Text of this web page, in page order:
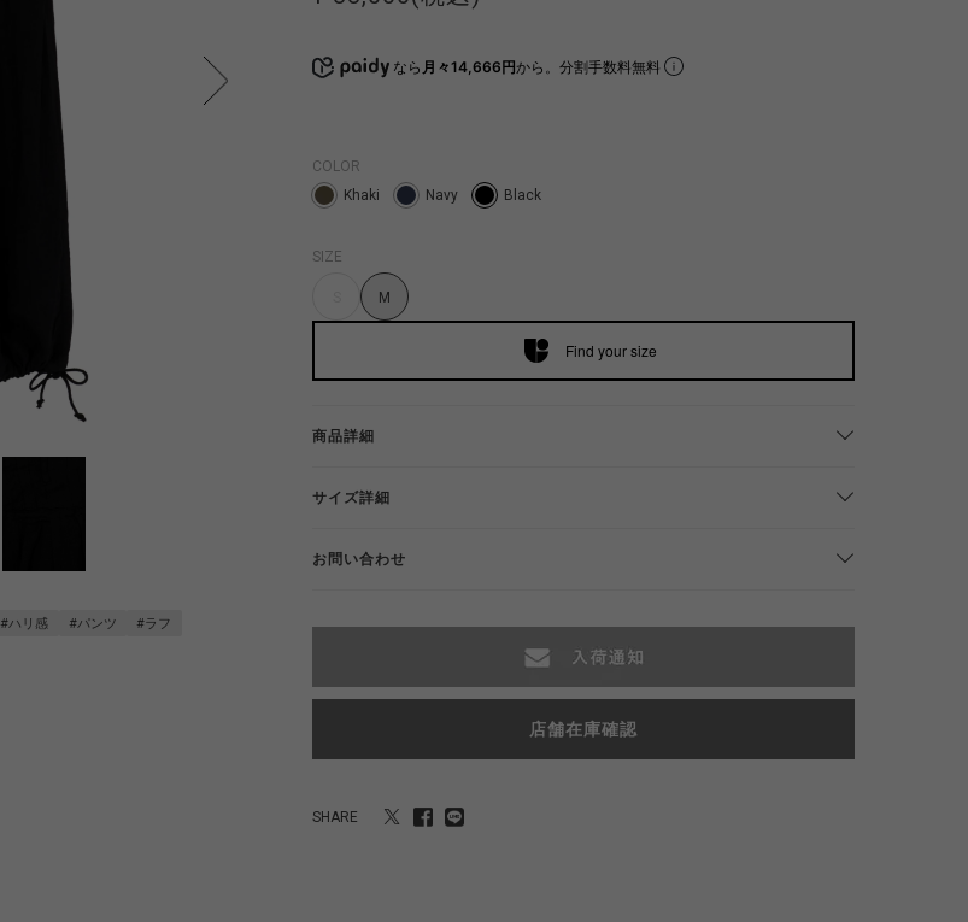
#ハリ感 #パンツ
#ラフ
なら 月々14,666円から。分割手数料無料
COLOR
Khaki
Navy Black
SIZE
M
Find your size
商品詳細
サイズ詳細
お問い合わせ
店舗在庫確認
SHARE